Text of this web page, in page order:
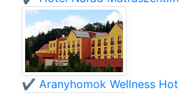
✔️ Aranyhomok Wellness